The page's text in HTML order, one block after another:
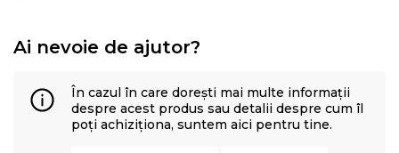
Ai nevoie de ajutor?
În cazul în care dorești mai multe informații
despre acest produs sau detalii despre cum îl
poți achiziționa, suntem aici pentru tine.